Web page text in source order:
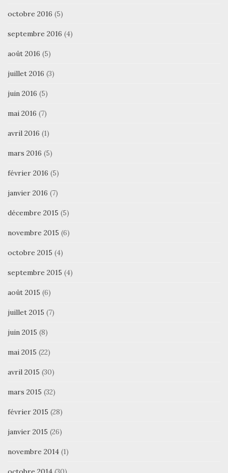
octobre 2016 (5)
septembre 2016 (4)
août 2016 (5)
juillet 2016 (3)
juin 2016 (5)
mai 2016 (7)
avril 2016 (1)
mars 2016 (5)
février 2016 (5)
janvier 2016 (7)
décembre 2015 (5)
novembre 2015 (6)
octobre 2015 (4)
septembre 2015 (4)
août 2015 (6)
juillet 2015 (7)
juin 2015 (8)
mai 2015 (22)
avril 2015 (30)
mars 2015 (32)
février 2015 (28)
janvier 2015 (26)
novembre 2014 (1)